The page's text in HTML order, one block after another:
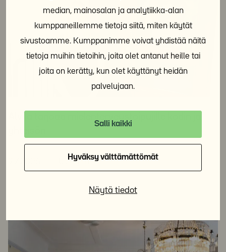
median, mainosalan ja analytiikka-alan
kumppaneillemme tietoja siitä, miten käytät
sivustoamme. Kumppanimme voivat yhdistää näitä
tietoja muihin tietoihin, joita olet antanut heille tai
joita on kerätty, kun olet käyttänyt heidän
palvelujaan.
Salli kaikki
Hyväksy välttämättömät
Näytä tiedot
Uutinen